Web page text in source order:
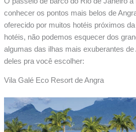
conhecer os pontos mais belos de
oferecido por muitos hotéis próximos
hotéis, não podemos esquecer dos
algumas das ilhas mais exuberantes
deles pra você escolher:
Vila Galé Eco Resort de Angra